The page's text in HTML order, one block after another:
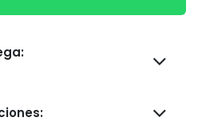
entrega: